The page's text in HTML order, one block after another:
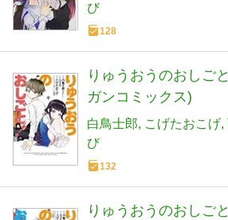
び
128
りゅうおうのおしご
ガンコミックス)
白鳥士郎 こげたおこげ
び
132
りゅうおうのおしご